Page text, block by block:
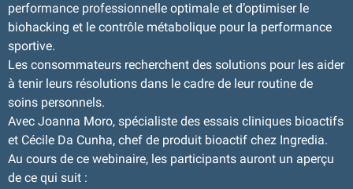
performance professionnelle optimale et d’optimiser le
biohacking et le contrôle métabolique pour la performance
sportive.
Les consommateurs recherchent des solutions pour les aider
à tenir leurs résolutions dans le cadre de leur routine de
soins personnels.
Avec Joanna Moro, spécialiste des essais cliniques bioactifs
et Cécile Da Cunha, chef de produit bioactif chez Ingredia.
Au cours de ce webinaire, les participants auront un aperçu
de ce qui suit :